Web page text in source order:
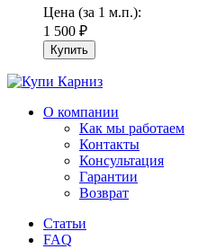
Цена (за 1 м.п.):
1 500 ₽
О компании
Как мы работаем
Контакты
Консультация
Гарантии
Возврат
Статьи
FAQ